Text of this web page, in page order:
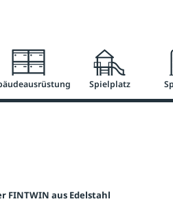
50 €
Spielplatz
FINTWIN aus Edelstahl